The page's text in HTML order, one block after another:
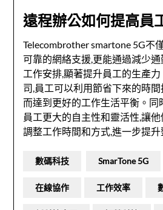
遠程辦公如何提高員
Telecombrother smartone 5G不
可靠的網絡支援,更能通過減少
工作安排,顯著提升員工的生產
司,員工可以利用節省下來的時
而達到更好的工作生活平衡。同
員工更大的自主性和靈活性,讓
調整工作時間和方式,進一步提升
數碼科技 SmarTone 5G
在線協作 工作效率